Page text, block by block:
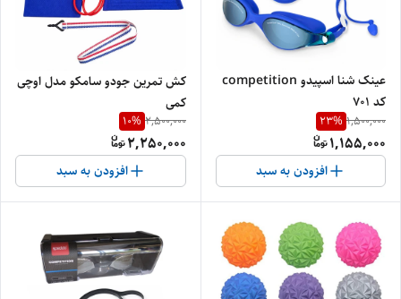
عینک شنا اسپیدو competition
کد ۷۰۱
1,500,000
23%
1,155,000
افزودن به سبد
کش تمرین جودو سامکو مدل اوچی
کمی
2,500,000
10%
2,250,000
افزودن به سبد